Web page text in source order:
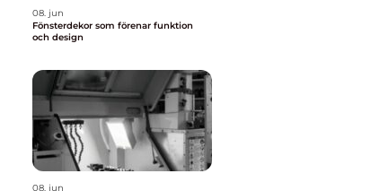
08. jun
Fönsterdekor som förenar funktion
och design
08. jun